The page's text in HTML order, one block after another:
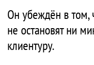
Он убеждён в
не остановят ни
клиентуру.